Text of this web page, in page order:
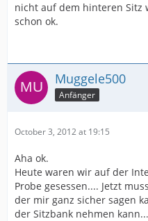
nicht auf dem hinteren Sitz
schon ok.
Muggele500
Anfänger
October 3, 2012 at 19:15
Aha ok.
Heute waren wir auf der
Probe gesessen.... Jetzt
der mir ganz sicher sagen
der Sitzbank nehmen kann...